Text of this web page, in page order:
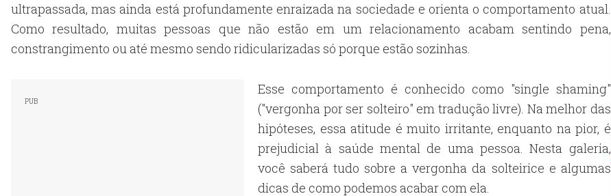
ultrapassada, mas ainda está profundamente enraizada na sociedade e orienta o comportamento atual.
Como resultado, muitas pessoas que não estão em um relacionamento acabam sentindo pena,
constrangimento ou até mesmo sendo ridicularizadas só porque estão sozinhas.
Esse comportamento é conhecido como "single shaming"
("vergonha por ser solteiro" em tradução livre). Na melhor das
hipóteses, essa atitude é muito irritante, enquanto na pior, é
prejudicial à saúde mental de uma pessoa. Nesta galeria,
você saberá tudo sobre a vergonha da solteirice e algumas
dicas de como podemos acabar com ela.